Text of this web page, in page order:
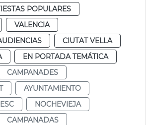
POPULARES
VALENCIA
CIUTAT VELLA
EN PORTADA TEMÁTICA
CAMPANADES
AYUNTAMIENTO
NOCHEVIEJA
CAMPANADAS